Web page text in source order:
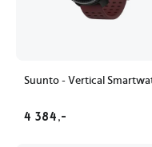
Suunto - Vertical
4 384,-